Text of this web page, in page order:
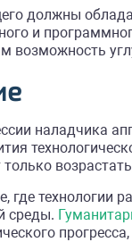
должны
и
возможность
наладчика
только
где технологии
среды.